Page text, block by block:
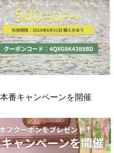
番キャンペーンを開催